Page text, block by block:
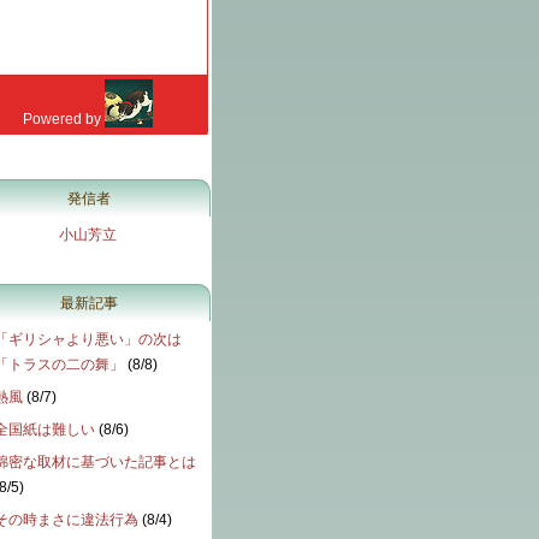
発信者
小山芳立
最新記事
ギリシャより悪い」の次は
トラスの二の舞」
(8/8)
風 (8/7)
国紙は難しい (8/6)
密な取材に基づいた記事とは
8/5)
の時まさに違法行為 (8/4)